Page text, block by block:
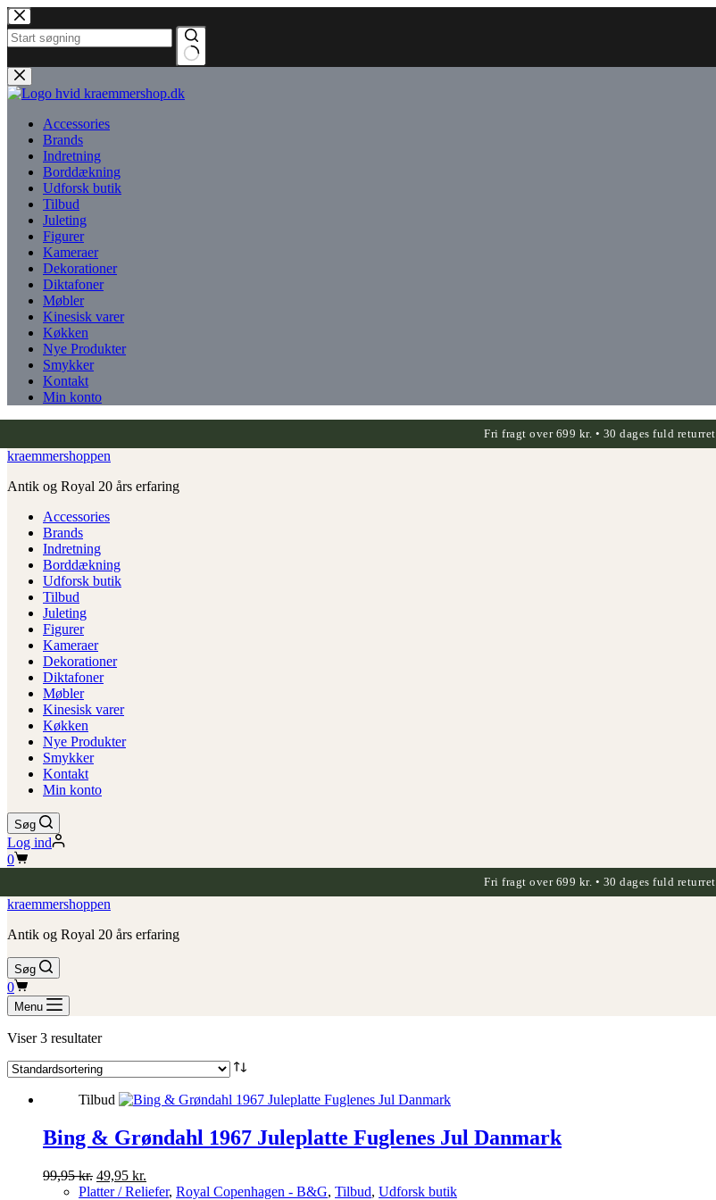
Fortsæt
til
indhold
Ingen
resultater
Accessories
Brands
Indretning
Borddækning
Udforsk butik
Tilbud
Juleting
Figurer
Kameraer
Dekorationer
Diktafoner
Møbler
Kinesisk varer
Køkken
Nye Produkter
Smykker
Kontakt
Min konto
Fri fragt over 699 kr. • 30 dages fuld returret
kraemmershoppen
Antik og Royal 20 års erfaring
Accessories
Brands
Indretning
Borddækning
Udforsk butik
Tilbud
Juleting
Figurer
Kameraer
Dekorationer
Diktafoner
Møbler
Kinesisk varer
Køkken
Nye Produkter
Smykker
Kontakt
Min konto
Søg
Log ind
Indkøbskurv
0
Fri fragt over 699 kr. • 30 dages fuld returret
kraemmershoppen
Antik og Royal 20 års erfaring
Søg
Indkøbskurv
0
Menu
Viser 3 resultater
Tilbud
Bing & Grøndahl 1967 Juleplatte Fuglenes Jul Danmark
99,95kr. Den
oprindelige
49,95 kr.
aktuelle
Platter / Reliefer, Royal Copenhagen - B&G, Tilbud, Udforsk butik